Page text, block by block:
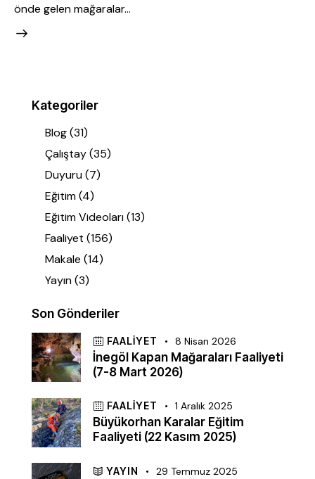
önde gelen mağaralar…
Kategoriler
Blog(31)
Çalıştay(35)
Duyuru(7)
Eğitim(4)
Eğitim Videoları(13)
Faaliyet (156)
Makale (14)
Yayın(3)
Son Gönderiler
FAALIYET 8 Nisan 2026
İnegöl Kapan Mağaraları Faaliyeti
(7-8 Mart 2026)
FAALIYET 1 Aralık 2025
Büyükorhan Karalar Eğitim
Faaliyeti (22 Kasım 2025)
YAYIN 29 Temmuz 2025